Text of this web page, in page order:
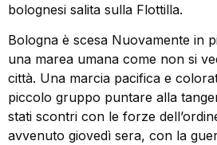
bolognesi salita sulla Flottilla.
Bologna è scesa Nuovamente in
una marea umana come non si
città. Una marcia pacifica e
piccolo gruppo puntare alla
stati scontri con le forze
avvenuto giovedì sera, con la